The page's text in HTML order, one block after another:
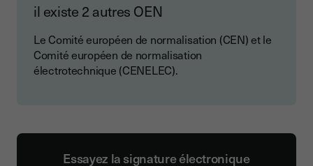
il existe 2 autres OEN
Le Comité européen de normalisation (CEN) et le
Comité européen de normalisation
électrotechnique (CENELEC).
Essayez la signature électronique